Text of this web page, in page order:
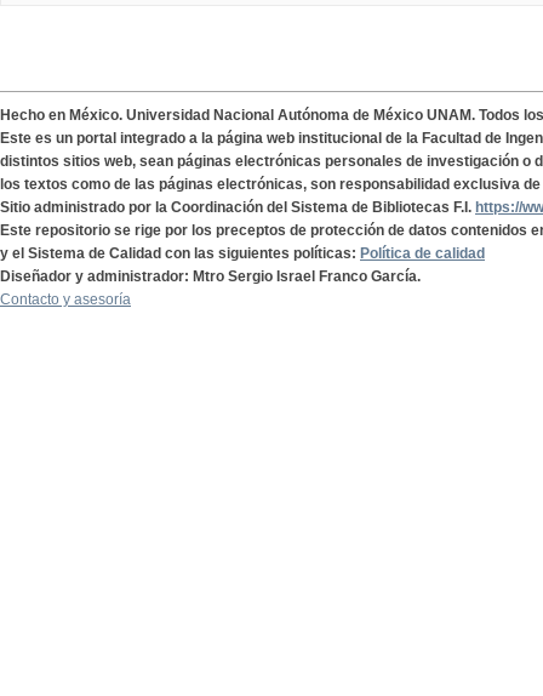
Hecho en México. Universidad Nacional Autónoma de México UNAM. Todos
Este es un portal integrado a la página web institucional de la Facultad de
distintos sitios web, sean páginas electrónicas personales de investigación o
los textos como de las páginas electrónicas, son responsabilidad exclusiva
Sitio administrado por la Coordinación del Sistema de Bibliotecas F.I. https://
Este repositorio se rige por los preceptos de protección de datos contenidos
y el Sistema de Calidad con las siguientes políticas: Política de calidad
Diseñador y administrador: Mtro Sergio Israel Franco García.
Contacto y asesoría